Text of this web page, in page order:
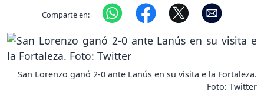
Comparte en:
San Lorenzo ganó 2-0 ante Lanús en su visita e la Fortaleza.
Foto: Twitter